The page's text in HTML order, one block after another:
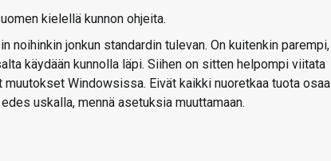
kielellä kunnon ohjeita.
jonkun standardin tulevan. On kuitenkin parempi,
käydään kunnolla läpi. Siihen on sitten helpompi viitata
Windowsissa. Eivät kaikki nuoretkaa tuota osaa
uskalla, mennä asetuksia muuttamaan.